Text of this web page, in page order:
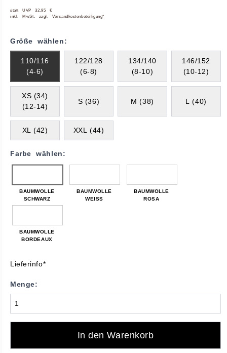
statt UVP 32,95 €
inkl. MwSt. zzgl. Versandkostenbeteiligung*
Größe wählen:
110/116
(4-6)
122/128
(6-8)
134/140
(8-10)
146/152
(10-12)
XS (34)
(12-14)
S (36) M (38) L (40)
XL (42) XXL (44)
Farbe wählen:
BAUMWOLLE
SCHWARZ
BAUMWOLLE
WEISS
BAUMWOLLE
ROSA
BAUMWOLLE
BORDEAUX
Lieferinfo*
Menge:
In den Warenkorb